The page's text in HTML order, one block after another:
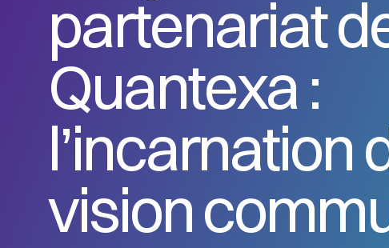
partenariat
Quantexa :
l’incarnation
vision